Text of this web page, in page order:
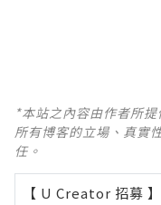
*本站之內容由作者所
所有博客的立場、真實
任。
【 U Creator 招募 】